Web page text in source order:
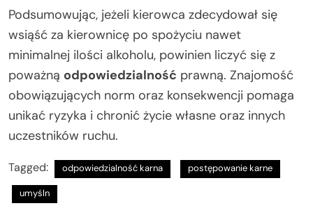
Podsumowując, jeżeli kierowca zdecydował się
wsiąść za kierownicę po spożyciu nawet
minimalnej ilości alkoholu, powinien liczyć się z
poważną odpowiedzialność prawną. Znajomość
obowiązujących norm oraz konsekwencji pomaga
unikać ryzyka i chronić życie własne oraz innych
uczestników ruchu.
Tagged: odpowiedzialność karna postępowanie karne
umyśln